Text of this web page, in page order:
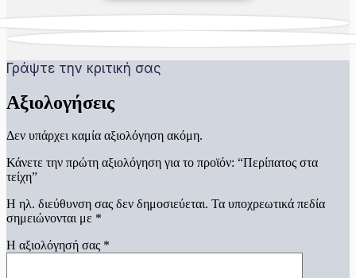
Γράψτε την κριτική σας
Αξιολογήσεις
Δεν υπάρχει καμία αξιολόγηση ακόμη.
Κάνετε την πρώτη αξιολόγηση για το προϊόν: “Περίπατος στα
τείχη”
Η ηλ. διεύθυνση σας δεν δημοσιεύεται. Τα υποχρεωτικά πεδία
σημειώνονται με *
Η αξιολόγησή σας *